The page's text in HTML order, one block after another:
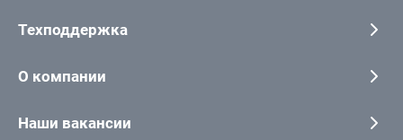
Техподдержка
О компании
Наши вакансии